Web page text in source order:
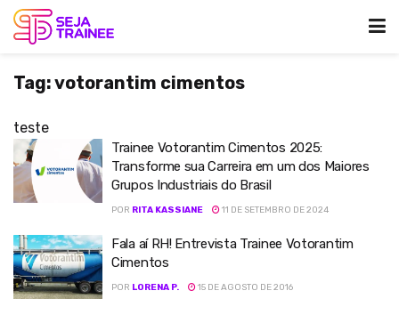
Tag:votorantim cimentos
teste
Trainee Votorantim Cimentos 2025:
Transforme sua Carreira em um dos Maiores
Grupos Industriais do Brasil
POR RITA KASSIANE 11 DE SETEMBRO DE 2024
Fala aí RH! Entrevista Trainee Votorantim
Cimentos
POR LORENA P. 15 DE AGOSTO DE 2016